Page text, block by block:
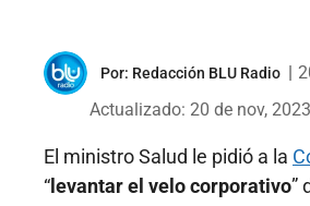
Por: Redacción BLU Radio
Actualizado: 20 de nov, 2023
El ministro Salud le pidió a la
“ levantar el velo corporativo”